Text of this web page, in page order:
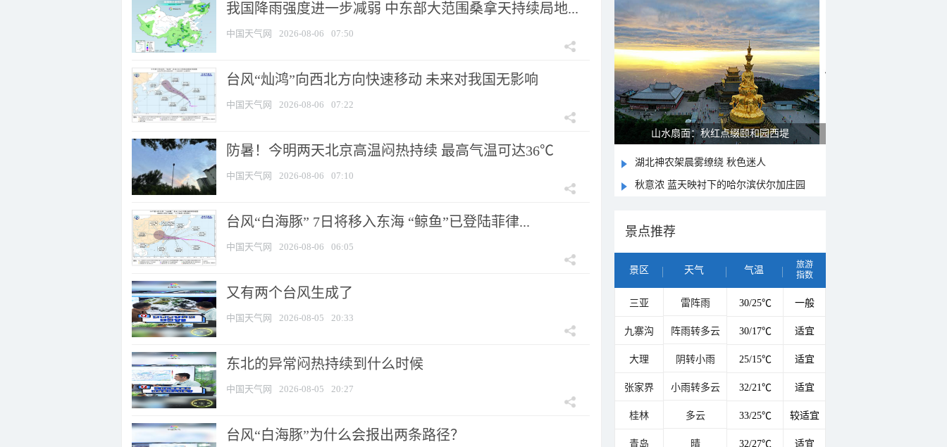
我国降雨强度进一步减弱 中东部大范围桑拿天持续局地...
中国天气网 2026-08-06 07:50
台风“灿鸿”向西北方向快速移动 未来对我国无影响
中国天气网 2026-08-06 07:22
防暑！今明两天北京高温闷热持续 最高气温可达36℃
中国天气网 2026-08-06 07:10
台风“白海豚” 7日将移入东海 “鲸鱼”已登陆菲律...
中国天气网 2026-08-06 06:05
又有两个台风生成了
中国天气网 2026-08-05 20:33
东北的异常闷热持续到什么时候
中国天气网 2026-08-05 20:27
台风“白海豚”为什么会报出两条路径？
山水扇面：秋红点缀颐和园西堤
湖北神农架晨雾缭绕 秋色迷人
秋意浓 蓝天映衬下的哈尔滨伏尔加庄园
景点推荐
景区 天气 气温
旅游
指数
三亚 雷阵雨 30/25℃ 一般
九寨沟 阵雨转多云 30/17℃ 适宜
大理 阴转小雨 25/15℃ 适宜
张家界 小雨转多云 32/21℃ 适宜
桂林 多云 33/25℃ 较适宜
青岛 晴 32/27℃ 适宜